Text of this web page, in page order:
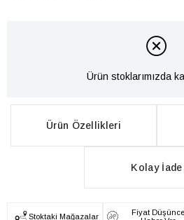
Ürün stoklarımızda
Ürün Özellikleri
Kolay İade
Stoktaki Mağazalar
Fiyat Düşünce